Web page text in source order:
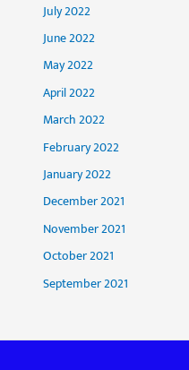
July 2022
June 2022
May 2022
April 2022
March 2022
February 2022
January 2022
December 2021
November 2021
October 2021
September 2021